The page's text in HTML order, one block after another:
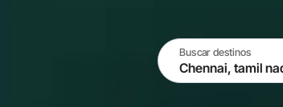
Buscar destinos